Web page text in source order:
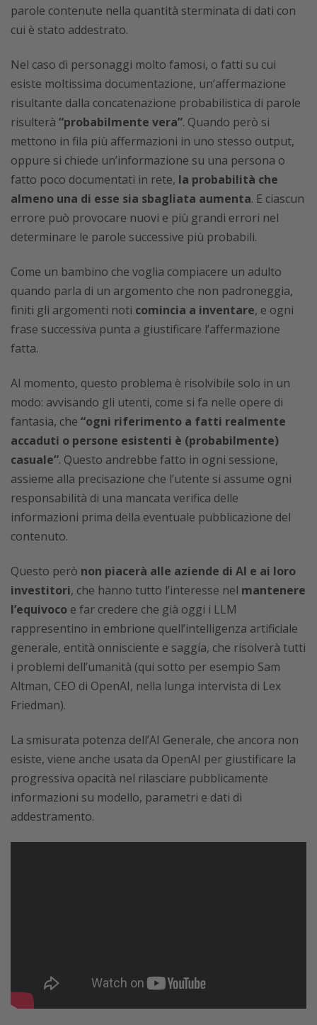
parole contenute nella quantità sterminata di dati con
cui è stato addestrato.
Nel caso di personaggi molto famosi, o fatti su cui
esiste moltissima documentazione, un’affermazione
risultante dalla concatenazione probabilistica di parole
risulterà “probabilmente vera”. Quando però si
mettono in fila più affermazioni in uno stesso output,
oppure si chiede un’informazione su una persona o
fatto poco documentati in rete, la probabilità che
almeno una di esse sia sbagliata aumenta. E ciascun
errore può provocare nuovi e più grandi errori nel
determinare le parole successive più probabili.
Come un bambino che voglia compiacere un adulto
quando parla di un argomento che non padroneggia,
finiti gli argomenti noti comincia a inventare, e ogni
frase successiva punta a giustificare l’affermazione
fatta.
Al momento, questo problema è risolvibile solo in un
modo: avvisando gli utenti, come si fa nelle opere di
fantasia, che “ogni riferimento a fatti realmente
accaduti o persone esistenti è (probabilmente)
casuale”. Questo andrebbe fatto in ogni sessione,
assieme alla precisazione che l’utente si assume ogni
responsabilità di una mancata verifica delle
informazioni prima della eventuale pubblicazione del
contenuto.
Questo però non piacerà alle aziende di AI e ai loro
investitori, che hanno tutto l’interesse nel mantenere
l’equivoco e far credere che già oggi i LLM
rappresentino in embrione quell’intelligenza artificiale
generale, entità onnisciente e saggia, che risolverà tutti
i problemi dell’umanità (qui sotto per esempio Sam
Altman, CEO di OpenAI, nella lunga intervista di Lex
Friedman).
La smisurata potenza dell’AI Generale, che ancora non
esiste, viene anche usata da OpenAI per giustificare la
progressiva opacità nel rilasciare pubblicamente
informazioni su modello, parametri e dati di
addestramento.